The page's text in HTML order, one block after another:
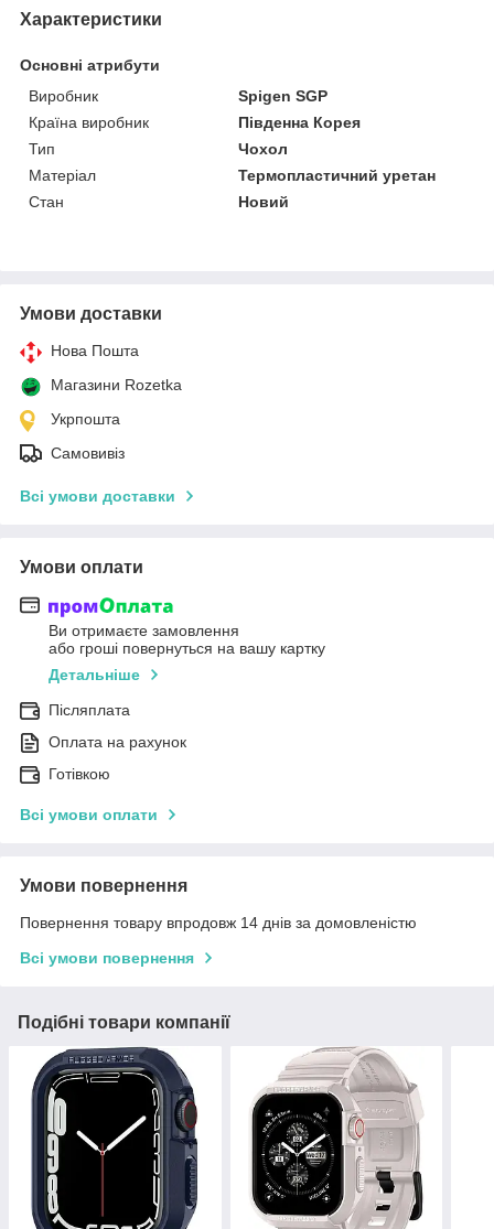
Характеристики
Основні атрибути
Виробник
Spigen SGP
Країна виробник
Південна Корея
Тип
Чохол
Матеріал
Термопластичний уретан
Стан
Новий
Умови доставки
Нова Пошта
Магазини Rozetka
Укрпошта
Самовивіз
Всі умови доставки
Умови оплати
Ви отримаєте замовлення
або гроші повернуться на вашу картку
Детальніше
Післяплата
Оплата на рахунок
Готівкою
Всі умови оплати
Умови повернення
Повернення товару впродовж 14 днів за домовленістю
Всі умови повернення
Подібні товари компанії